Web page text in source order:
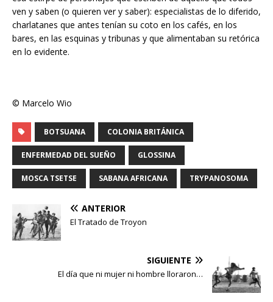
ven y saben (o quieren ver y saber): especialistas de lo diferido,
charlatanes que antes tenían su coto en los cafés, en los
bares, en las esquinas y tribunas y que alimentaban su retórica
en lo evidente.
© Marcelo Wio
BOTSUANA COLONIA BRITÁNICA
ENFERMEDAD DEL SUEÑO GLOSSINA
MOSCA TSETSE SABANA AFRICANA TRYPANOSOMA
ANTERIOR
El Tratado de Troyon
SIGUIENTE
El día que ni mujer ni hombre lloraron…